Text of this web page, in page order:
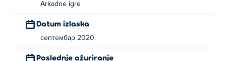
Arkadne igre
Datum izlaska
септембар 2020.
Poslednje ažuriranje